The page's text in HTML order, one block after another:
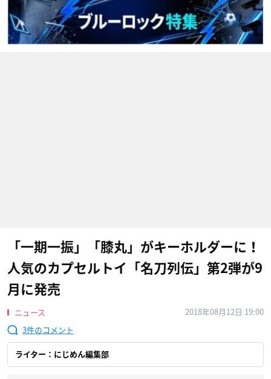
「一期一振」「膝丸」がキーホルダーに！
人気のカプセルトイ「名刀列伝」第2弾が9
月に発売
ニュース
2018年08月12日 19:00
3
ライター：にじめん編集部